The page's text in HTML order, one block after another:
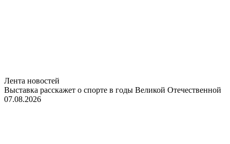
Лента новостей
Выставка расскажет о спорте в годы Великой Отечественной
07.08.2026